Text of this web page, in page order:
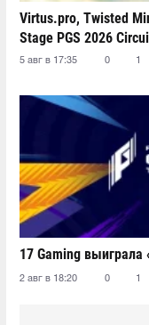
Virtus.pro, Twisted
Stage PGS 2026
5 авг в 17:35 0 1
17 Gaming
2 авг в 18:20 0 1